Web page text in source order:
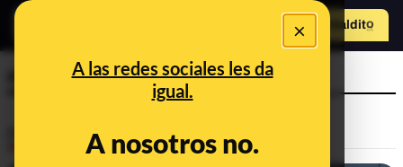
×
A las redes sociales les da
igual.
A nosotros no.
Hazte Maldito
medios de comunicación